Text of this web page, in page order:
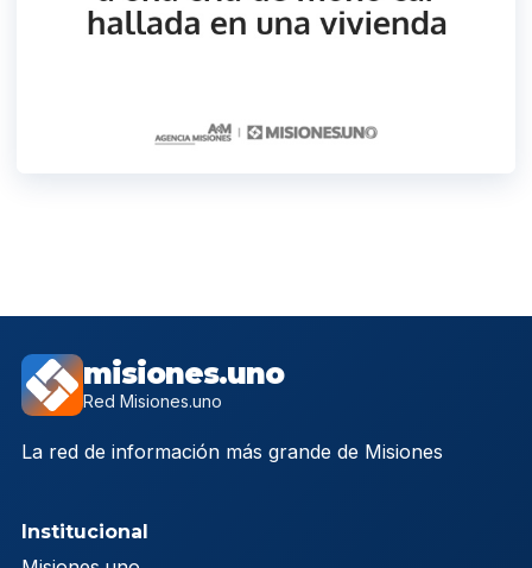
misiones.uno
Red Misiones.uno
La red de información más grande de Misiones
Institucional